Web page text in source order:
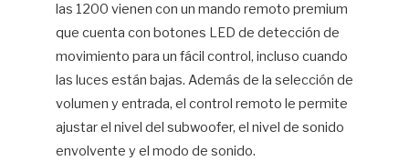
las 1200 vienen con un mando remoto premium
que cuenta con botones LED de detección de
movimiento para un fácil control, incluso cuando
las luces están bajas. Además de la selección de
volumen y entrada, el control remoto le permite
ajustar el nivel del subwoofer, el nivel de sonido
envolvente y el modo de sonido.